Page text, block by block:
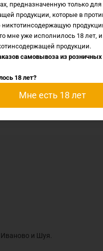
в городах Иваново
и Шуя.
предназначенную только
продукции, которые в
никтотинсодержащую
мне уже исполнилось 18 лет,
продукции.
самовывоза изрозничных
18 лет?
Мне есть 18 лет